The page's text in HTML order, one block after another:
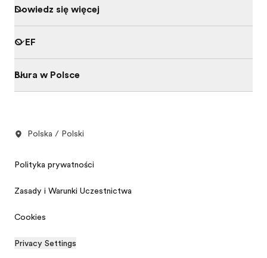
Dowiedz się więcej
O EF
Biura w Polsce
Polska / Polski
Polityka prywatności
Zasady i Warunki Uczestnictwa
Cookies
Privacy Settings